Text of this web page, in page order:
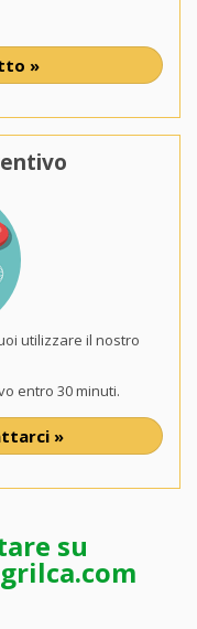
»
utilizzare il nostro
entro 30 minuti.
»
su